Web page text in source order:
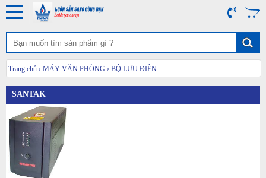
Trang chủ › MÁY VĂN PHÒNG › BỘ LƯU ĐIỆN
SANTAK